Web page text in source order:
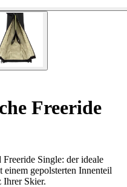
Freeride
Freeride Single: der ideale
gepolsterten Innenteil
Ihrer Skier.